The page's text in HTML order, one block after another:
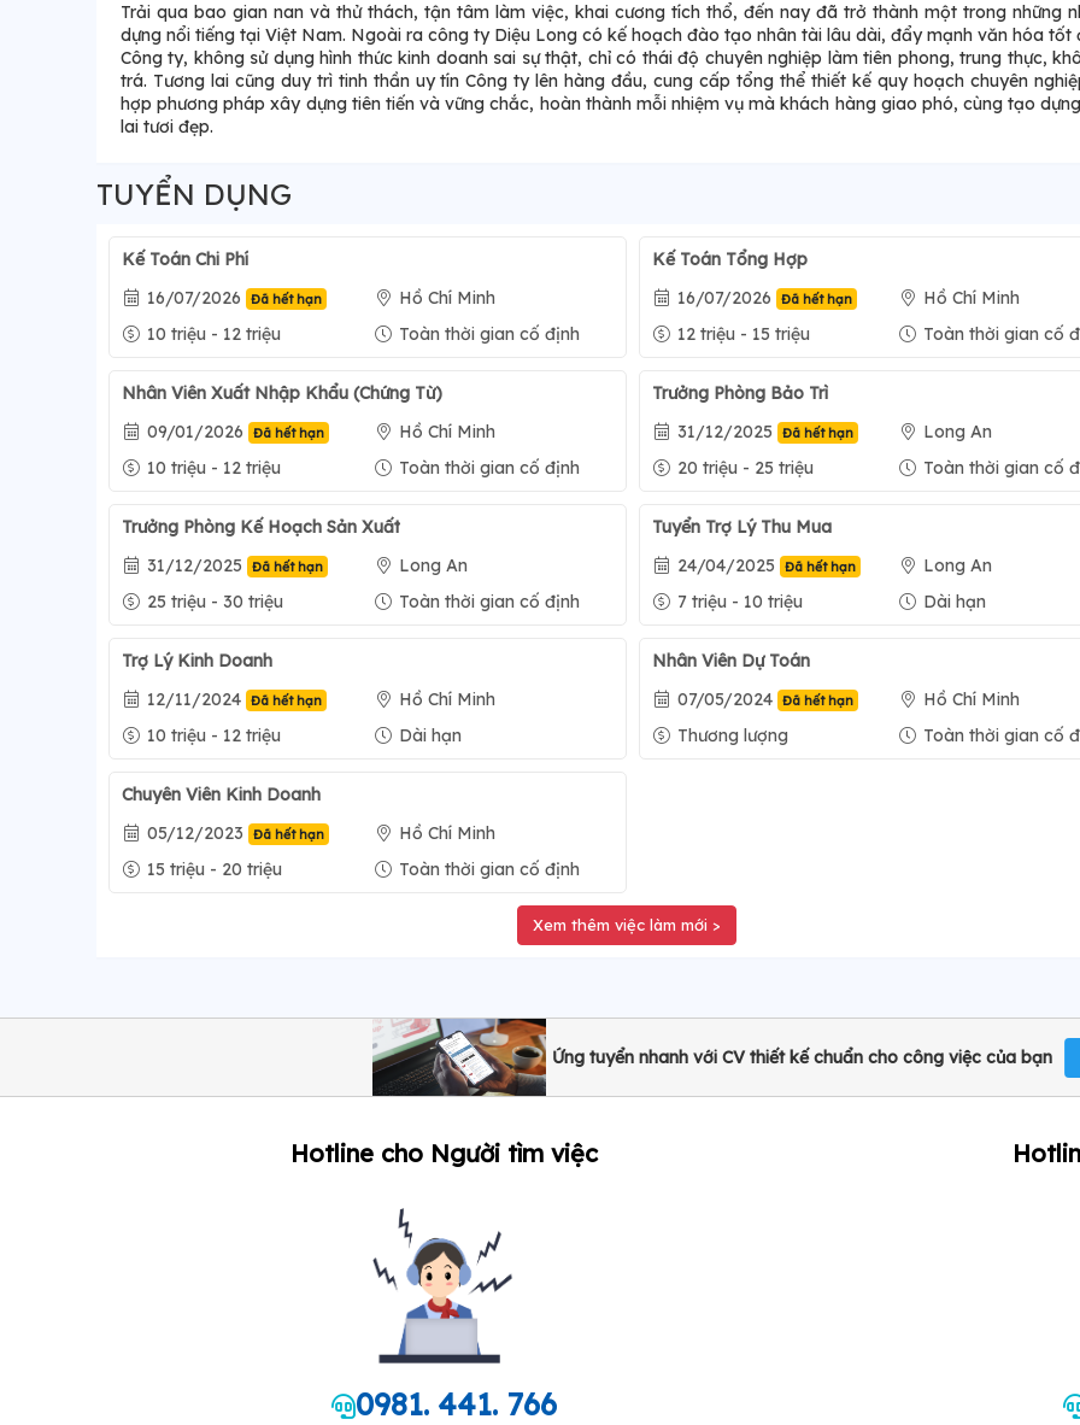
Trải qua bao gian nan và thử thách, tận tâm làm việc, khai cương tích thổ, đến nay đã trở thành một trong những
dựng nổi tiếng tại Việt Nam. Ngoài ra công ty Diệu Long có kế hoạch đào tạo nhân tài lâu dài, đẩy mạnh văn hóa tốt
Công ty, không sử dụng hình thức kinh doanh sai sự thật, chỉ có thái độ chuyên nghiệp làm tiên phong, trung thực,
trá. Tương lai cũng duy trì tinh thần uy tín Công ty lên hàng đầu, cung cấp tổng thể thiết kế quy hoạch chuyên
hợp phương pháp xây dựng tiên tiến và vững chắc, hoàn thành mỗi nhiệm vụ mà khách hàng giao phó, cùng tạo
lai tươi đẹp.
TUYỂN DỤNG
Kế Toán Chi Phí
16/07/2026
Đã hết hạn
Hồ Chí Minh
10 triệu - 12 triệu
Toàn thời gian cố định
Kế Toán Tổng Hợp
16/07/2026 Đã hết hạn
Hồ Chí Minh
12 triệu - 15 triệu
Toàn thời gian cố
Nhân Viên Xuất Nhập Khẩu (Chứng Từ)
09/01/2026
Đã hết hạn
Hồ Chí Minh
10 triệu - 12 triệu
Toàn thời gian cố định
Trưởng Phòng Bảo Trì
31/12/2025 Đã hết hạn
Long An
20 triệu - 25 triệu
Toàn thời gian cố
Trưởng Phòng Kế Hoạch Sản Xuất
31/12/2025
Đã hết hạn
Long An
25 triệu - 30 triệu
Toàn thời gian cố định
Tuyển Trợ Lý Thu Mua
24/04/2025 Đã hết hạn
Long An
7 triệu - 10 triệu
Dài hạn
Trợ Lý Kinh Doanh
12/11/2024 Đã hết hạn
Hồ Chí Minh
10 triệu - 12 triệu
Dài hạn
Nhân Viên Dự Toán
07/05/2024 Đã hết hạn
Hồ Chí Minh
Thương lượng
Toàn thời gian cố
Chuyên Viên Kinh Doanh
05/12/2023
Đã hết hạn
Hồ Chí Minh
15 triệu - 20 triệu
Toàn thời gian cố định
Xem thêm việc làm mới >
Ứng tuyển nhanh với CV thiết kế chuẩn cho công việc của bạn
Hotline cho Người tìm việc
0981. 441. 766